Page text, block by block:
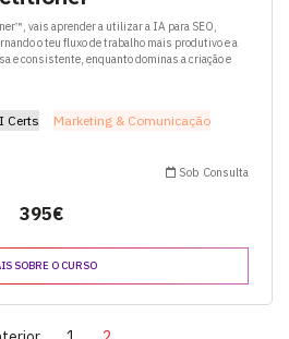
vais aprender a utilizar a IA para SEO,
o teu fluxo de trabalho mais produtivo e a
e consistente, enquanto dominas a criação e
Certs Marketing & Comunicação
Sob Consulta
395€
SOBRE O CURSO